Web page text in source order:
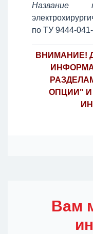
по ТУ 9444-
ВНИМАНИЕ!
ОПЦИИ"
Вам